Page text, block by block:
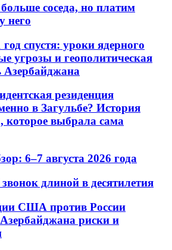
соседа, но платим
него
спустя: уроки ядерного
угрозы и геополитическая
Азербайджана
резиденция
в Загульбе? История
которое выбрала сама
6–7 августа 2026 года
длиной в десятилетия
США против России
риски и